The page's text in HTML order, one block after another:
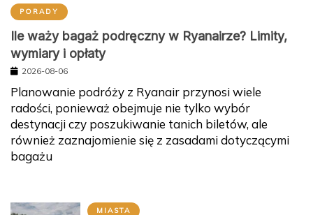
PORADY
Ile waży bagaż podręczny w Ryanairze? Limity,
wymiary i opłaty
2026-08-06
Planowanie podróży z Ryanair przynosi wiele
radości, ponieważ obejmuje nie tylko wybór
destynacji czy poszukiwanie tanich biletów, ale
również zaznajomienie się z zasadami dotyczącymi
bagażu
MIASTA